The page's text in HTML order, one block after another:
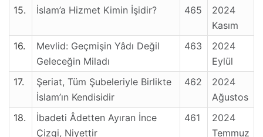
15.
İslam’a Hizmet Kimin İşidir? 465
2024
Kasım
16.
Mevlid: Geçmişin Yâdı Değil
Geleceğin Miladı
463
2024
Eylül
17.
Şeriat, Tüm Şubeleriyle Birlikte
İslam’ın Kendisidir
462
2024
Ağustos
18.
İbadeti Âdetten Ayıran İnce
Çizgi, Niyettir
461
2024
Temmuz